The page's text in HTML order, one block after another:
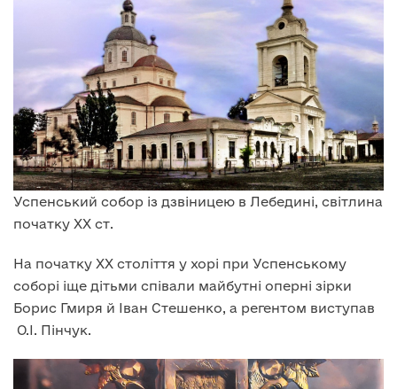
Успенський собор із дзвіницею в Лебедині, світлина
початку XX ст.
На початку XX століття у хорі при Успенському
соборі іще дітьми співали майбутні оперні зірки
Борис Гмиря й Іван Стешенко, а регентом виступав
О.І. Пінчук.